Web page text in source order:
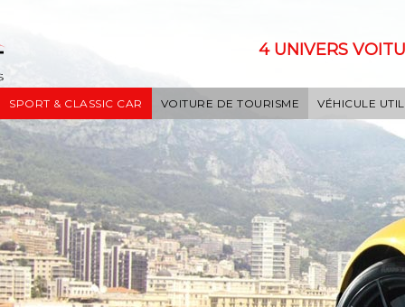
4 UNIVERS
SPORT & CLASSIC CAR VOITURE DE TOURISME VÉHICULE